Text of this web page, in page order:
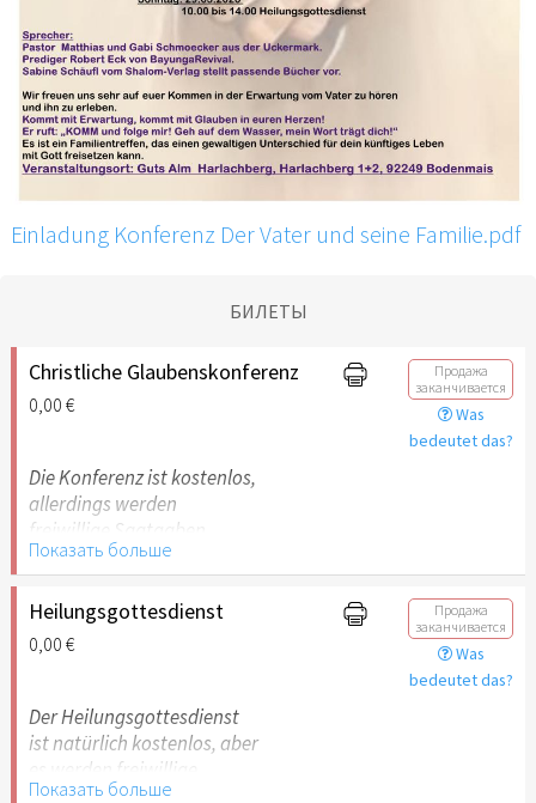
Einladung Konferenz Der Vater und seine Familie.pdf
БИЛЕТЫ
Christliche Glaubenskonferenz
0,00 €
Продажа
заканчивается
Was
bedeutet das?
Die Konferenz ist kostenlos,
allerdings werden
freiwillige Saatgaben
ermöglicht.
Показать больше
Heilungsgottesdienst
0,00 €
Продажа
заканчивается
Was
bedeutet das?
Der Heilungsgottesdienst
ist natürlich kostenlos, aber
es werden freiwillige
Saatgaben ermöglicht.
Показать больше